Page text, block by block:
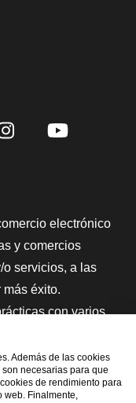
electrónico
y comercios
servicios, a las
éxito.
con varios
herramientas y
de mercado, y
la
Además de las cookies
necesarias para que
de rendimiento para
web. Finalmente,